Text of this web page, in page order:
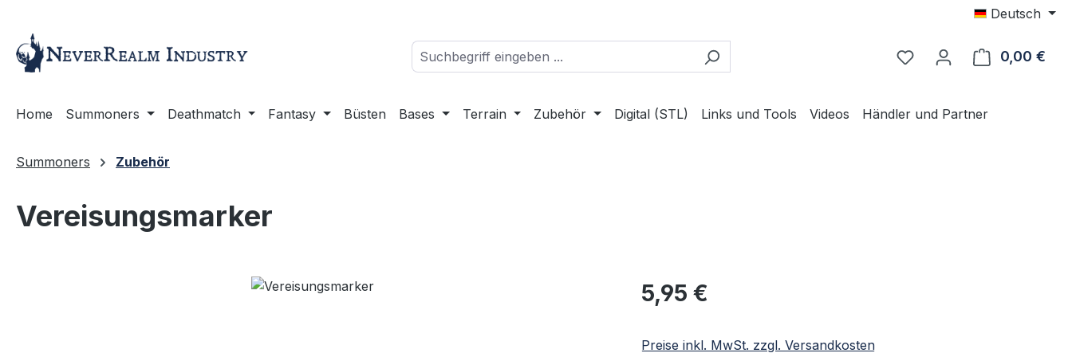
Deutsch
0,00 €
Home Summoners Deathmatch Fantasy Büsten Bases Terrain Zubehör Digital (STL) Links und Tools Videos Händler und Partner
Summoners Zubehör
Vereisungsmarker
Regulärer Preis:
5,95 €
Preise inkl. MwSt. zzgl. Versandkosten